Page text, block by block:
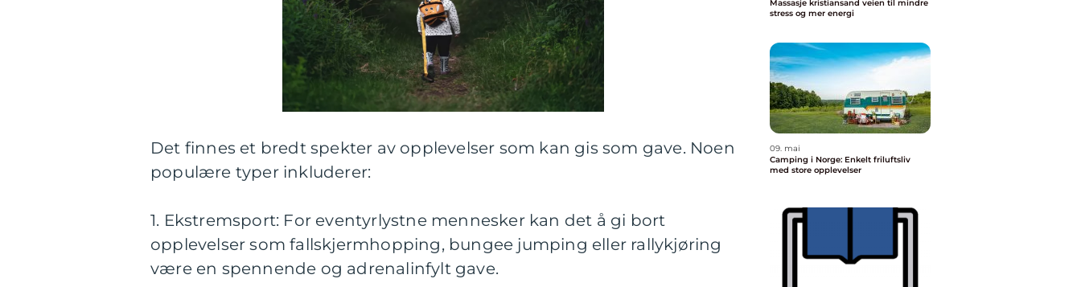
Det finnes et bredt spekter av opplevelser som kan gis som gave. Noen
populære typer inkluderer:
1. Ekstremsport: For eventyrlystne mennesker kan det å gi bort
opplevelser som fallskjermhopping, bungee jumping eller rallykjøring
være en spennende og adrenalinfylt gave.
Massasje kristiansand veien til mindre
stress og mer energi
09. mai
Camping i Norge: Enkelt friluftsliv
med store opplevelser